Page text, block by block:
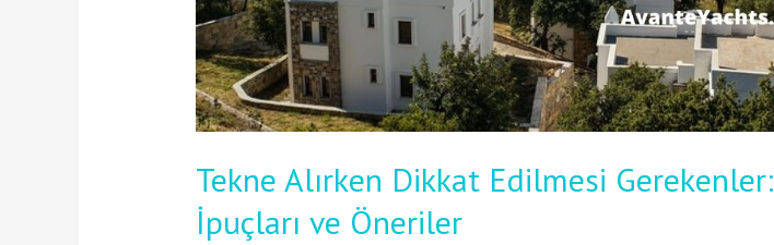
Tekne Alırken Dikkat Edilmesi Gerekenler:
İpuçları ve Öneriler